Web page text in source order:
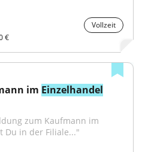
Vollzeit
€
im Einzelhandel
Du in der Filiale..."